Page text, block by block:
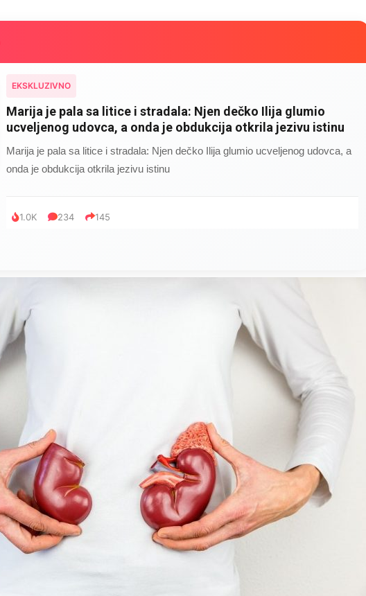
EKSKLUZIVNO
Marija je pala sa litice i stradala: Njen dečko Ilija glumio
ucveljenog udovca, a onda je obdukcija otkrila jezivu istinu
Marija je pala sa litice i stradala: Njen dečko Ilija glumio ucveljenog udovca, a
onda je obdukcija otkrila jezivu istinu
1.0K 234 145